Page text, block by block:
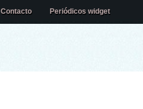
Contacto Periódicos widget